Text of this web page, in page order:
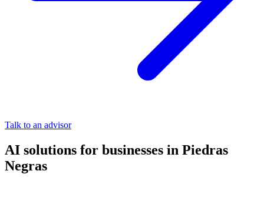
Talk to an advisor
AI solutions for businesses in Piedras
Negras